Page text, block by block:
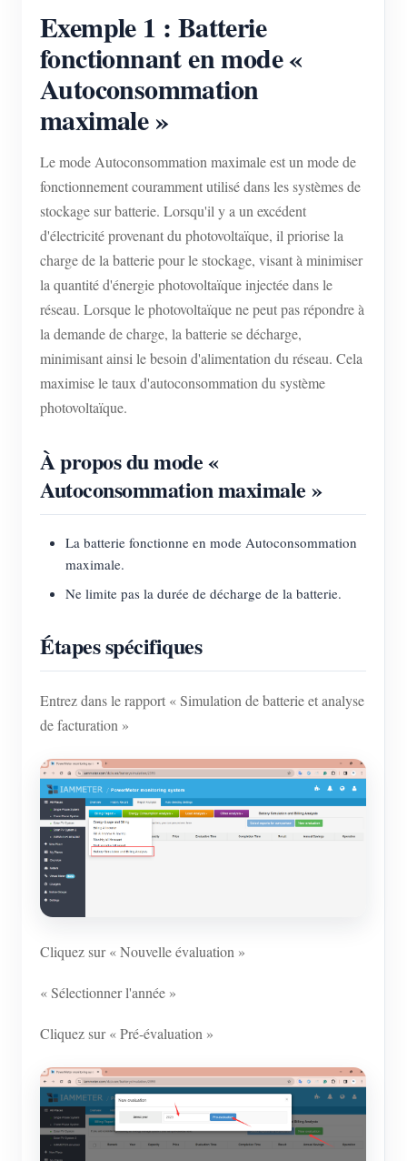
Exemple 1 : Batterie
fonctionnant en mode «
Autoconsommation
maximale »
Le mode Autoconsommation maximale est un mode de
fonctionnement couramment utilisé dans les systèmes de
stockage sur batterie. Lorsqu'il y a un excédent
d'électricité provenant du photovoltaïque, il priorise la
charge de la batterie pour le stockage, visant à minimiser
la quantité d'énergie photovoltaïque injectée dans le
réseau. Lorsque le photovoltaïque ne peut pas répondre à
la demande de charge, la batterie se décharge,
minimisant ainsi le besoin d'alimentation du réseau. Cela
maximise le taux d'autoconsommation du système
photovoltaïque.
À propos du mode «
Autoconsommation maximale »
La batterie fonctionne en mode Autoconsommation
maximale.
Ne limite pas la durée de décharge de la batterie.
Étapes spécifiques
Entrez dans le rapport « Simulation de batterie et analyse
de facturation »
Cliquez sur « Nouvelle évaluation »
« Sélectionner l'année »
Cliquez sur « Pré-évaluation »